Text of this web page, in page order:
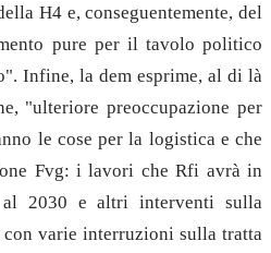
H4 e, conseguentemente, del
pure per il tavolo politico
Infine, la dem esprime, al di là
"ulteriore preoccupazione per
le cose per la logistica e che
Fvg: i lavori che Rfi avrà in
2030 e altri interventi sulla
con varie interruzioni sulla tratta